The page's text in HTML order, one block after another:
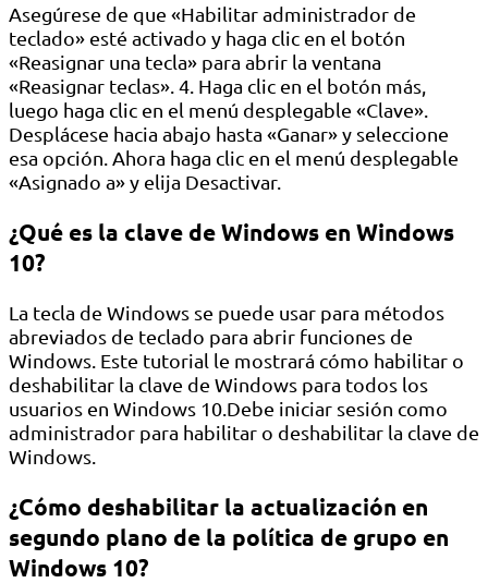
Asegúrese de que «Habilitar administrador de
teclado» esté activado y haga clic en el botón
«Reasignar una tecla» para abrir la ventana
«Reasignar teclas». 4. Haga clic en el botón más,
luego haga clic en el menú desplegable «Clave».
Desplácese hacia abajo hasta «Ganar» y seleccione
esa opción. Ahora haga clic en el menú desplegable
«Asignado a» y elija Desactivar.
¿Qué es la clave de Windows en Windows
10?
La tecla de Windows se puede usar para métodos
abreviados de teclado para abrir funciones de
Windows. Este tutorial le mostrará cómo habilitar o
deshabilitar la clave de Windows para todos los
usuarios en Windows 10.Debe iniciar sesión como
administrador para habilitar o deshabilitar la clave de
Windows.
¿Cómo deshabilitar la actualización en
segundo plano de la política de grupo en
Windows 10?